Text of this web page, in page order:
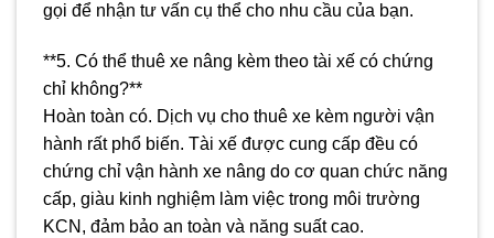
gọi để nhận tư vấn cụ thể cho nhu cầu của bạn.
**5. Có thể thuê xe nâng kèm theo tài xế có chứng
chỉ không?**
Hoàn toàn có. Dịch vụ cho thuê xe kèm người vận
hành rất phổ biến. Tài xế được cung cấp đều có
chứng chỉ vận hành xe nâng do cơ quan chức năng
cấp, giàu kinh nghiệm làm việc trong môi trường
KCN, đảm bảo an toàn và năng suất cao.